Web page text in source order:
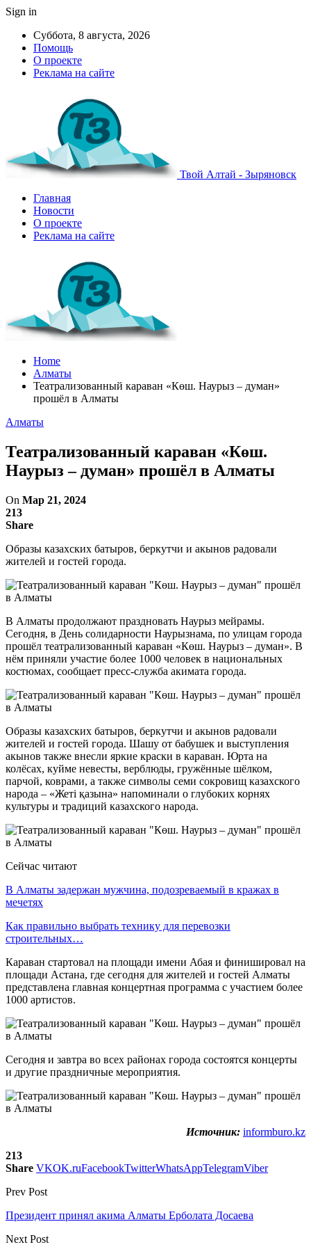
Sign in
Суббота, 8 августа, 2026
Помощь
О проекте
Реклама на сайте
Твой Алтай - Зыряновск
Главная
Новости
О проекте
Реклама на сайте
Home
Алматы
Театрализованный караван «Көш. Наурыз – думан»
прошёл в Алматы
Алматы
Театрализованный караван «Көш.
Наурыз – думан» прошёл в Алматы
On Мар 21, 2024
213
Share
Образы казахских батыров, беркутчи и акынов радовали
жителей и гостей города.
В Алматы продолжают праздновать Наурыз мейрамы.
Сегодня, в День солидарности Наурызнама, по улицам города
прошёл театрализованный караван «Көш. Наурыз – думан». В
нём приняли участие более 1000 человек в национальных
костюмах, сообщает пресс-служба акимата города.
Образы казахских батыров, беркутчи и акынов радовали
жителей и гостей города. Шашу от бабушек и выступления
акынов также внесли яркие краски в караван. Юрта на
колёсах, куйме невесты, верблюды, гружённые шёлком,
парчой, коврами, а также символы семи сокровищ казахского
народа – «Жеті қазына» напоминали о глубоких корнях
культуры и традиций казахского народа.
Сейчас читают
В Алматы задержан мужчина, подозреваемый в кражах в
мечетях
Как правильно выбрать технику для перевозки
строительных…
Караван стартовал на площади имени Абая и финишировал на
площади Астана, где сегодня для жителей и гостей Алматы
представлена главная концертная программа с участием более
1000 артистов.
Сегодня и завтра во всех районах города состоятся концерты
и другие праздничные мероприятия.
Источник: informburo.kz
213
Share VKOK.ruFacebookTwitterWhatsAppTelegramViber
Prev Post
Президент принял акима Алматы Ерболата Доcаева
Next Post